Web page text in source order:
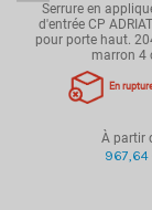
Serrure en
d'entrée CP
pour porte haut.
marron 4
En
À partir
967,64